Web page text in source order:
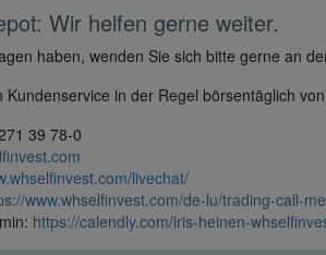
Wir helfen gerne weiter.
haben, wenden Sie sich bitte gerne an
Kundenservice in der Regel börsentäglich
39 78-0
livechat/
www.whselfinvest.com/de-lu/trading-call-
https://calendly.com/iris-heinen-